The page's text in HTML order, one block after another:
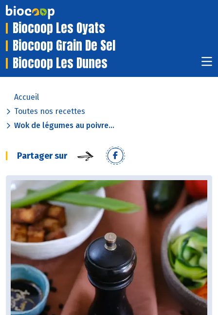
Biocoop Les Oyats
Biocoop Grain De Sel
Biocoop Les Dunes
Accueil
Toutes nos recettes
Wok de légumes au poivre...
Partager sur